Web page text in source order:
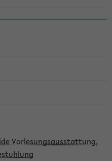
Vorlesungsausstattung,